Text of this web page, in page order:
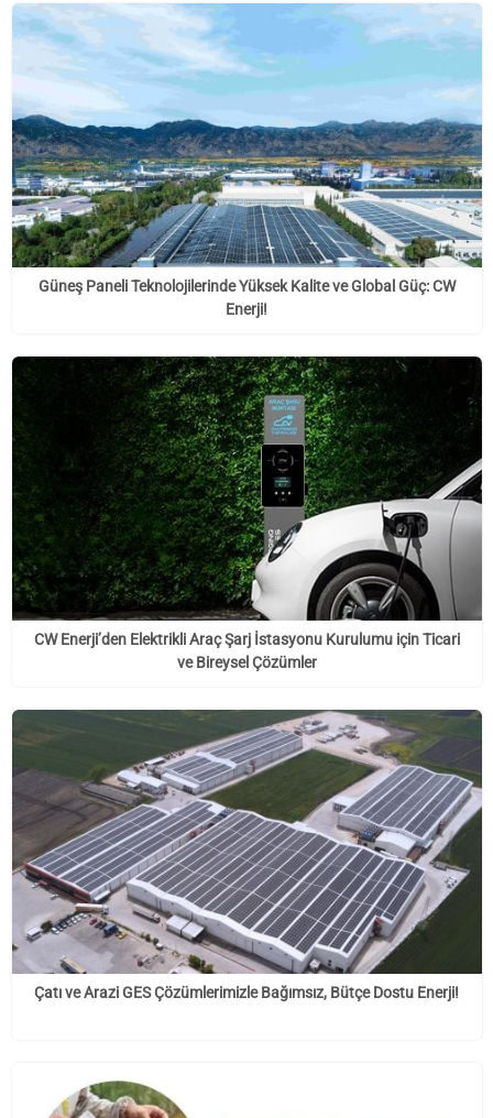
Güneş Paneli Teknolojilerinde Yüksek Kalite ve Global Güç: CW
Enerji!
CW Enerji’den Elektrikli Araç Şarj İstasyonu Kurulumu için Ticari
ve Bireysel Çözümler
Çatı ve Arazi GES Çözümlerimizle Bağımsız, Bütçe Dostu Enerji!